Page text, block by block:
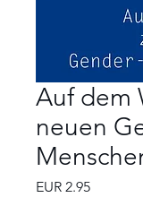
Auf dem
neuen
EUR 2.95Preis